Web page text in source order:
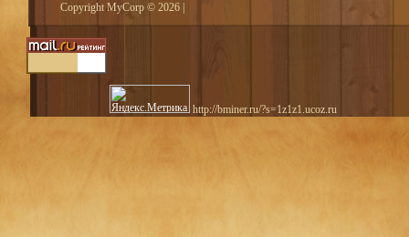
Copyright MyCorp © 2026
http://bminer.ru/?s=1z1z1.ucoz.ru